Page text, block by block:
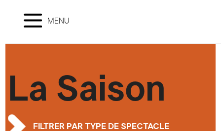
MENU
La Saison
FILTRER PAR TYPE DE SPECTACLE